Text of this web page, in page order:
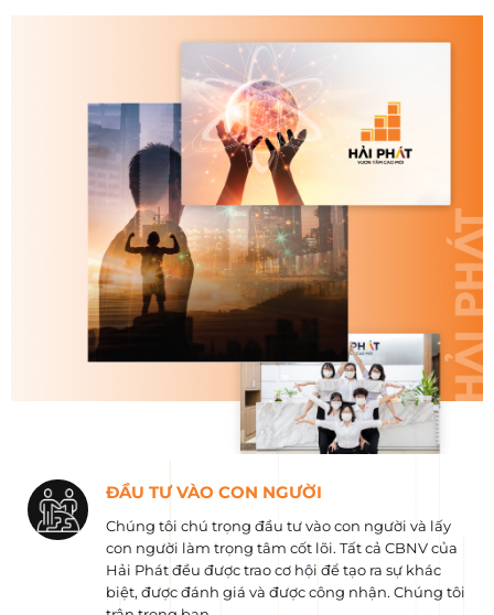
ĐẦU TƯ VÀO CON NGƯỜI
Chúng tôi chú trọng đầu tư vào con người và lấy
con người làm trọng tâm cốt lõi. Tất cả CBNV của
Hải Phát đều được trao cơ hội để tạo ra sự khác
biệt, được đánh giá và được công nhận. Chúng tôi